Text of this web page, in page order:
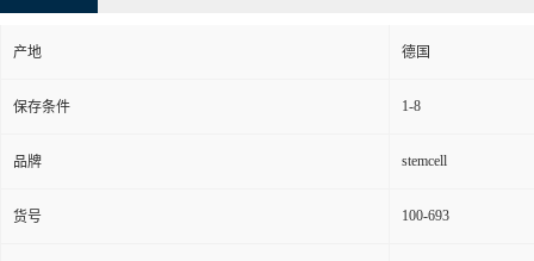
产地 德国
保存条件 1-8
品牌 stemcell
货号 100-693